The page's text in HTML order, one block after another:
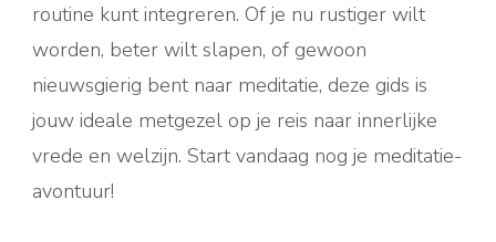
routine kunt integreren. Of je nu rustiger wilt
worden, beter wilt slapen, of gewoon
nieuwsgierig bent naar meditatie, deze gids is
jouw ideale metgezel op je reis naar innerlijke
vrede en welzijn. Start vandaag nog je meditatie-
avontuur!